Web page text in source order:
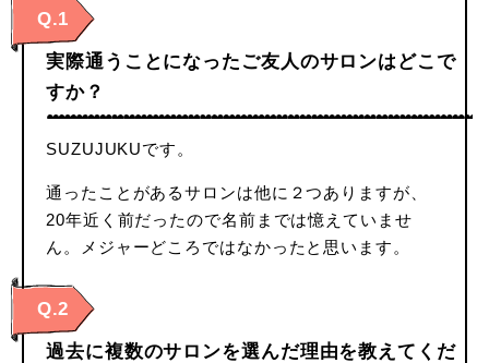
Q.1
実際通うことになったご友人のサロンはどこで
すか？
SUZUJUKUです。
通ったことがあるサロンは他に２つありますが、
20年近く前だったので名前までは憶えていませ
ん。メジャーどころではなかったと思います。
Q.2
過去に複数のサロンを選んだ理由を教えてくだ